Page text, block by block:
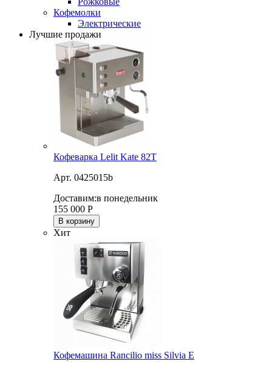
Кофемолки
Электрические
Лучшие продажи
Кофеварка Lelit Kate 82T
Арт. 0425015b
Доставим:в понедельник
155 000 Р
В корзину
Хит
Кофемашина Rancilio miss Silvia E